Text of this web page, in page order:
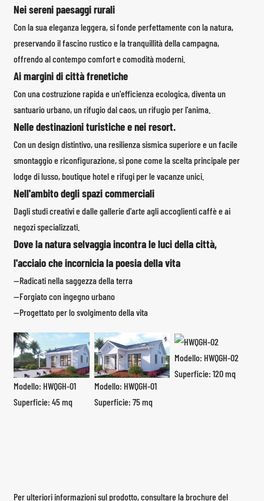
Nei sereni paesaggi rurali
Con la sua eleganza leggera, si fonde perfettamente con la natura,
preservando il fascino rustico e la tranquillità della campagna,
offrendo al contempo comfort e comodità moderni.
Ai margini di città frenetiche
Con una costruzione rapida e un'efficienza ecologica, diventa un
santuario urbano, un rifugio dal caos, un rifugio per l'anima.
Nelle destinazioni turistiche e nei resort.
Con un design distintivo, una resilienza sismica superiore e un facile
smontaggio e riconfigurazione, si pone come la scelta principale per
lodge di lusso, boutique hotel e rifugi per le vacanze unici.
Nell'ambito degli spazi commerciali
Dagli studi creativi e dalle gallerie d'arte agli accoglienti caffè e ai
negozi specializzati.
Dove la natura selvaggia incontra le luci della città,
l'acciaio che incornicia la poesia della vita
—Radicati nella saggezza della terra
—Forgiato con ingegno urbano
—Progettato per lo svolgimento della vita
Modello: HWQGH-01
Superficie: 45 mq
Modello: HWQGH-01
Superficie: 75 mq
Modello: HWQGH-02
Superficie: 120 mq
Per ulteriori informazioni sul prodotto, consultare la brochure del